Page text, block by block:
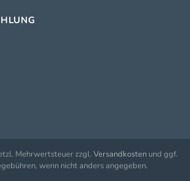
Mehrwertsteuer zzgl. Versandkosten und ggf.
wenn nicht anders angegeben.